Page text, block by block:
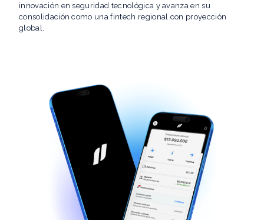
innovación en seguridad tecnológica y avanza en su
consolidación como una fintech regional con proyección
global.